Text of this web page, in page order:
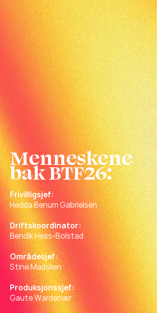
Menneskene
bak BTF26:
Frivilligsjef:
Hedda Benum Gabrielsen
Driftskoordinator:
Bendik Hess-Bolstad
Områdesjef:
Stine Madslien
Produksjonssjef:
Gaute Wardenær